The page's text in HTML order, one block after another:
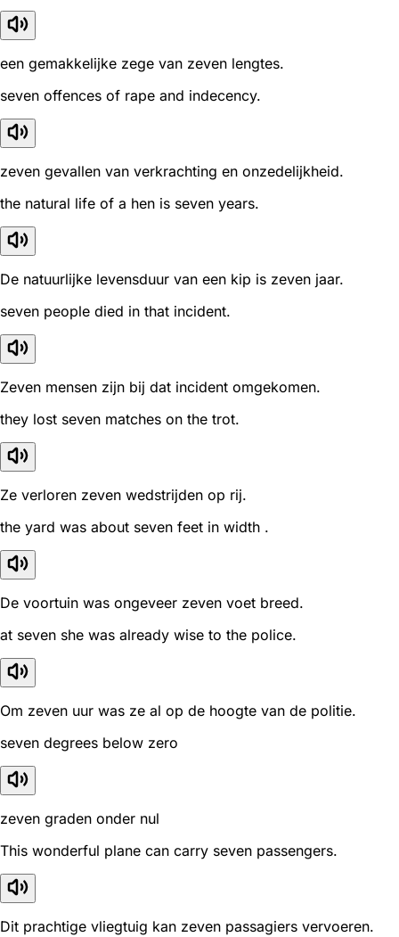
een gemakkelijke zege van zeven lengtes.
seven offences of rape and indecency.
zeven gevallen van verkrachting en onzedelijkheid.
the natural life of a hen is seven years.
De natuurlijke levensduur van een kip is zeven jaar.
seven people died in that incident.
Zeven mensen zijn bij dat incident omgekomen.
they lost seven matches on the trot.
Ze verloren zeven wedstrijden op rij.
the yard was about seven feet in width .
De voortuin was ongeveer zeven voet breed.
at seven she was already wise to the police.
Om zeven uur was ze al op de hoogte van de politie.
seven degrees below zero
zeven graden onder nul
This wonderful plane can carry seven passengers.
Dit prachtige vliegtuig kan zeven passagiers vervoeren.